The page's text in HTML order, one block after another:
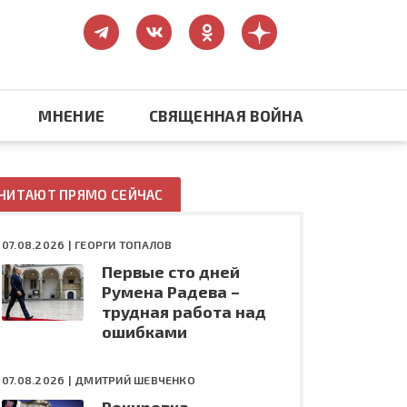
Конфликт на Украине
МНЕНИЕ СВЯЩЕННАЯ ВОЙНА
ПРЯМО СЕЙЧАС
07.08.2026 | ГЕОРГИ ТОПАЛОВ
Первые сто дней
Румена Радева –
трудная работа над
ошибками
07.08.2026 | ДМИТРИЙ ШЕВЧЕНКО